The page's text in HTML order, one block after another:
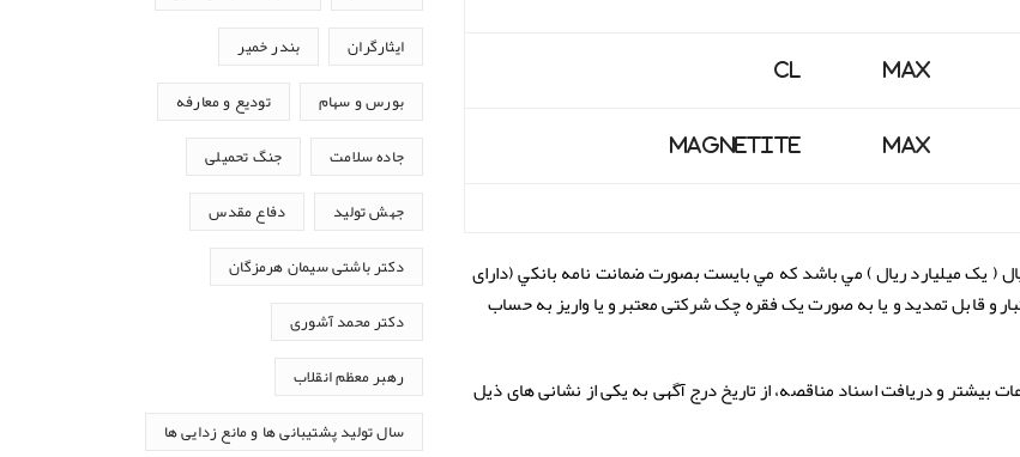
Max
Cl
Max
Magnetite
شركت در مناقصه ، مبلغ ۰۰۰ ،۰۰۰ ،۰۰۰ ،۱ ريال ( یک میلیارد ریال ) مي باشد كه مي بايست بصورت ضمانت نامه بانكي (دارای
و قابل تمديد و يا به صورت یک فقره چک شرکتی معتبر و یا واریز به حساب
بیشتر و دریافت اسناد مناقصه، از تاریخ درج آگهی به یکی از نشانی های ذیل
ایثارگران بندر خمیر
بورس و سهام تودیع و معارفه
جاده سلامت جنگ تحمیلی
جهش تولید دفاع مقدس
دکتر باشتی سیمان هرمزگان
دکتر محمد آشوری
رهبر معظم انقلاب
سال تولید پشتیبانی ها و مانع زدایی ها